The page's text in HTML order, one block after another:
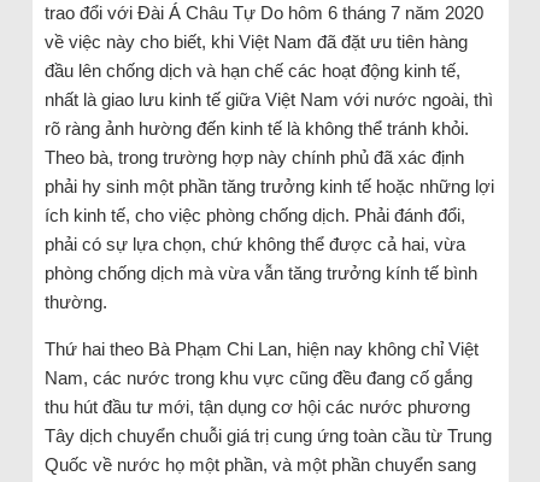
trao đổi với Đài Á Châu Tự Do hôm 6 tháng 7 năm 2020
về việc này cho biết, khi Việt Nam đã đặt ưu tiên hàng
đầu lên chống dịch và hạn chế các hoạt động kinh tế,
nhất là giao lưu kinh tế giữa Việt Nam với nước ngoài, thì
rõ ràng ảnh hường đến kinh tế là không thể tránh khỏi.
Theo bà, trong trường hợp này chính phủ đã xác định
phải hy sinh một phần tăng trưởng kinh tế hoặc những lợi
ích kinh tế, cho việc phòng chống dịch. Phải đánh đổi,
phải có sự lựa chọn, chứ không thể được cả hai, vừa
phòng chống dịch mà vừa vẫn tăng trưởng kính tế bình
thường.
Thứ hai theo Bà Phạm Chi Lan, hiện nay không chỉ Việt
Nam, các nước trong khu vực cũng đều đang cố gắng
thu hút đầu tư mới, tận dụng cơ hội các nước phương
Tây dịch chuyển chuỗi giá trị cung ứng toàn cầu từ Trung
Quốc về nước họ một phần, và một phần chuyển sang